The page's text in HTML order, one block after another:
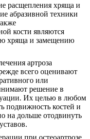
расщепления хряща и
абразивной техники
кости являются
хряща и замещению
артроза
всего оценивают
или
решение в
Их целью в любом
подвижность костей и
на дольше отодвинуть
при остеоартрозе